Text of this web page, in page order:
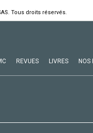
Tous droits réservés.
REVUES LIVRES NOS